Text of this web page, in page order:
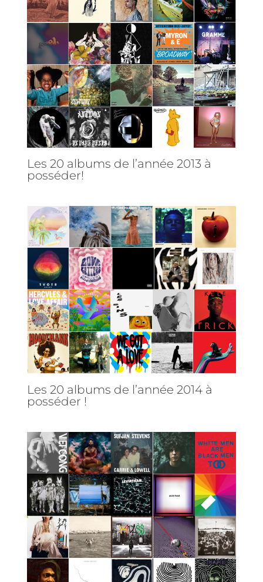
Les 20 albums de l’année 2013 à
posséder!
Les 20 albums de l’année 2014 à
posséder !